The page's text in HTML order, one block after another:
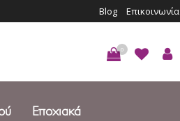
Blog Επικοινωνία
0
Εποχιακά